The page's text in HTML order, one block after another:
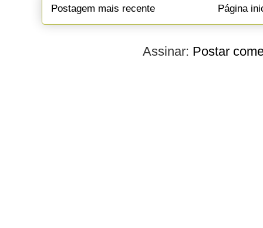
Postagem mais recente Página
Assinar: Postar